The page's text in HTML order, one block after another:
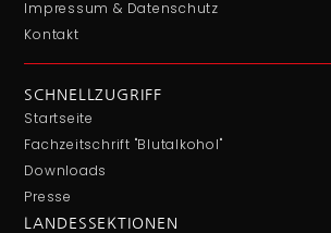
Impressum & Datenschutz
Kontakt
SCHNELLZUGRIFF
Startseite
Fachzeitschrift "Blutalkohol"
Downloads
Presse
LANDESSEKTIONEN